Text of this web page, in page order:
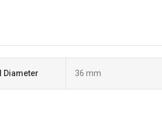
Diameter 36 mm